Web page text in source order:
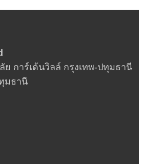
ย การ์เด้นวิลล์ กรุงเทพ-ปทุมธานี
มธานี